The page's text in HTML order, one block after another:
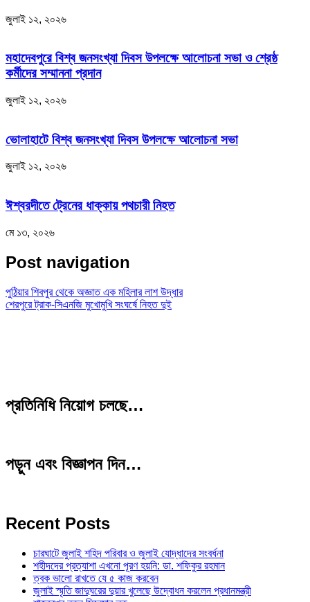
জুলাই ১২, ২০২৬
মহাদেবপুরে বিশ্ব জনসংখ্যা দিবস উপলক্ষে আলোচনা সভা ও শ্রেষ্ঠ
কর্মীদের সম্মাননা প্রদান
জুলাই ১২, ২০২৬
ভোলাহাটে বিশ্ব জনসংখ্যা দিবস উপলক্ষে আলোচনা সভা
জুলাই ১২, ২০২৬
ঈশ্বরদীতে ট্রেনের ধাক্কায় পথচারী নিহত
মে ১৩, ২০২৬
Post navigation
পুঠিয়ার শিবপুর থেকে অজ্ঞাত এক মহিলার লাশ উদ্ধার
শেরপুরে ট্রাক-সিএনজি মুখোমুখি সংঘর্ষে নিহত দুই
প্রতিনিধি নিয়োগ চলছে…
পড়ুন এবং বিজ্ঞাপন দিন…
Recent Posts
চারঘাটে জুলাই শহিদ পরিবার ও জুলাই যোদ্ধাদের সংবর্ধনা
শহীদদের প্রত্যাশা এখনো পূরণ হয়নি: ডা. শফিকুর রহমান
ত্বক ভালো রাখতে যে ৫ কাজ করবেন
জুলাই স্মৃতি জাদুঘরের দুয়ার খুলেছে উদ্বোধন করলেন প্রধানমন্ত্রী